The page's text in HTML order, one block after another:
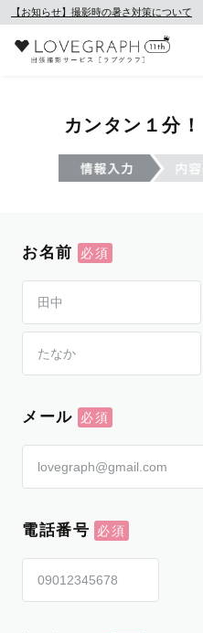
【お知らせ】撮影時の暑さ対策について
カンタン１分
お名前
メール
電話番号